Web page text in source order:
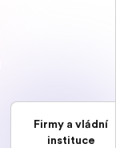
Firmy a vládní
instituce